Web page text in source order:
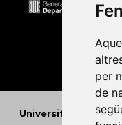
per
de
Universitat Abat